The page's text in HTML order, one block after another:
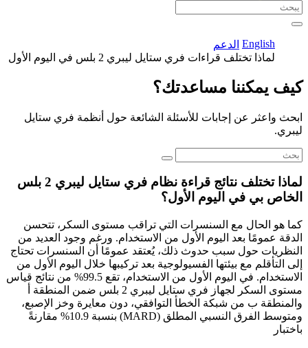
English الدعم
لماذا تختلف قراءات فري ستايل ليبري 2 بلس في اليوم الأول
كيف يمكننا مساعدتك؟
ابحث واعثر عن إجابات للأسئلة الشائعة حول أنظمة فري ستايل
ليبري.
لماذا تختلف نتائج قراءة نظام فري ستايل ليبري 2 بلس
الخاص بي في اليوم الأول؟
كما هو الحال مع السنسرات التي تراقب مستوى السكر، تتحسن
الدقة عمومًا بعد اليوم الأول من الاستخدام. ورغم وجود العديد من
النظريات حول سبب حدوث ذلك، يُعتقد عمومًا أن السنسرات تحتاج
إلى التأقلم مع بيئتها الفسيولوجية بعد تركيبها خلال اليوم الأول من
الاستخدام. في اليوم الأول من الاستخدام، تقع 99.5% من نتائج قياس
مستوى السكر لجهاز فري ستايل ليبري 2 بلس ضمن المنطقة أ
والمنطقة ب من شبكة الخطأ التوافقي، دون معايرة وخز الإصبع،
ومتوسط ​​الفرق النسبي المطلق (MARD) بنسبة 10.9% مقارنةً
باختبار